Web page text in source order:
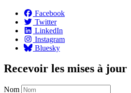
Facebook
Twitter
LinkedIn
Instagram
Bluesky
Recevoir les mises à jour
Nom